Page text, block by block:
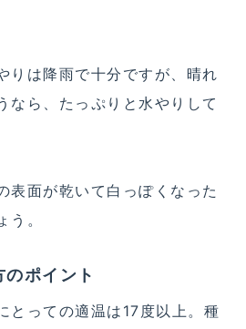
りは降雨で十分ですが、晴れ
なら、たっぷりと水やりして
表面が乾いて白っぽくなった
う。
ポイント
とっての適温は17度以上。種